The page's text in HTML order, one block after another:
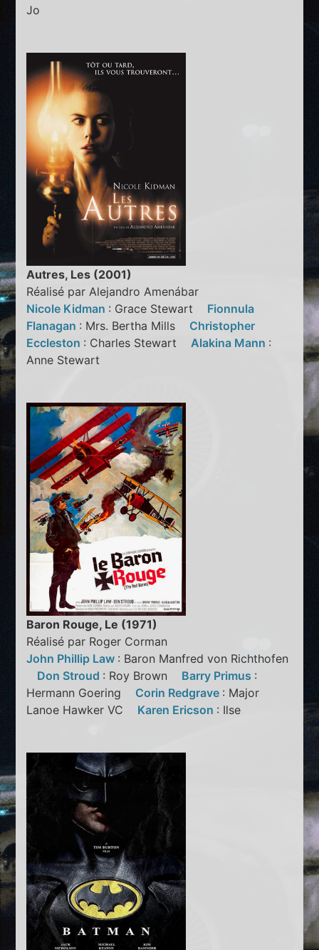
Jo
Autres, Les (2001)
Réalisé par Alejandro Amenábar
Nicole Kidman : Grace Stewart Fionnula
Flanagan : Mrs. Bertha Mills Christopher
Eccleston : Charles Stewart Alakina Mann :
Anne Stewart
Baron Rouge, Le (1971)
Réalisé par Roger Corman
John Phillip Law : Baron Manfred von Richthofen
Don Stroud : Roy Brown Barry Primus :
Hermann Goering Corin Redgrave : Major
Lanoe Hawker VC Karen Ericson : Ilse